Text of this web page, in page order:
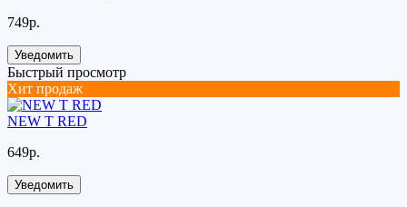
749р.
Уведомить
Быстрый просмотр
Хит продаж
NEW T RED
649р.
Уведомить